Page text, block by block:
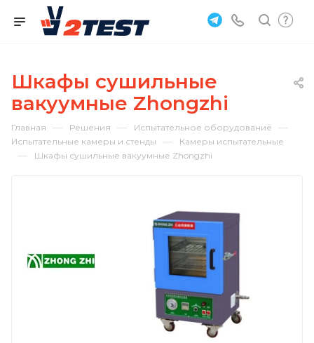
Шкафы сушильные
вакуумные Zhongzhi
Главная — Решения — Испытательное оборудование —
Испытательные камеры и стенды — Камеры испытательные
— Шкафы сушильные вакуумные Zhongzhi